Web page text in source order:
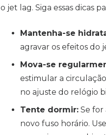
o jet lag. Siga essas dicas
Mantenha-se
agravar os efeitos do
Mova-se
estimular a
no ajuste do relógio
Tente dormir:Se for
novo fuso horário.